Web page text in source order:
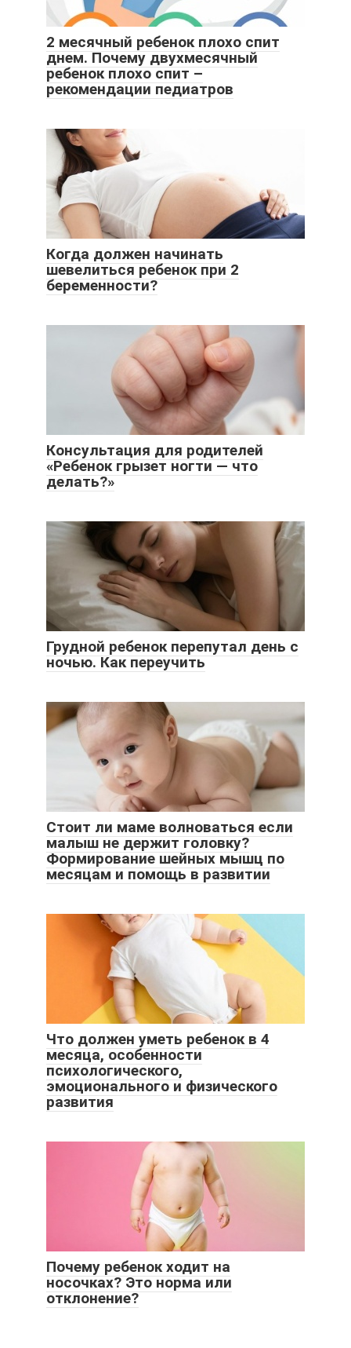
2 месячный ребенок плохо спит
днем. Почему двухмесячный
ребенок плохо спит –
рекомендации педиатров
Когда должен начинать
шевелиться ребенок при 2
беременности?
Консультация для родителей
«Ребенок грызет ногти — что
делать?»
Грудной ребенок перепутал день с
ночью. Как переучить
Стоит ли маме волноваться если
малыш не держит головку?
Формирование шейных мышц по
месяцам и помощь в развитии
Что должен уметь ребенок в 4
месяца, особенности
психологического,
эмоционального и физического
развития
Почему ребенок ходит на
носочках? Это норма или
отклонение?